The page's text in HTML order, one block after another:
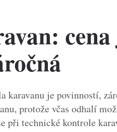
karavanu je povinností,
protože včas odhalí
při technické kontrole